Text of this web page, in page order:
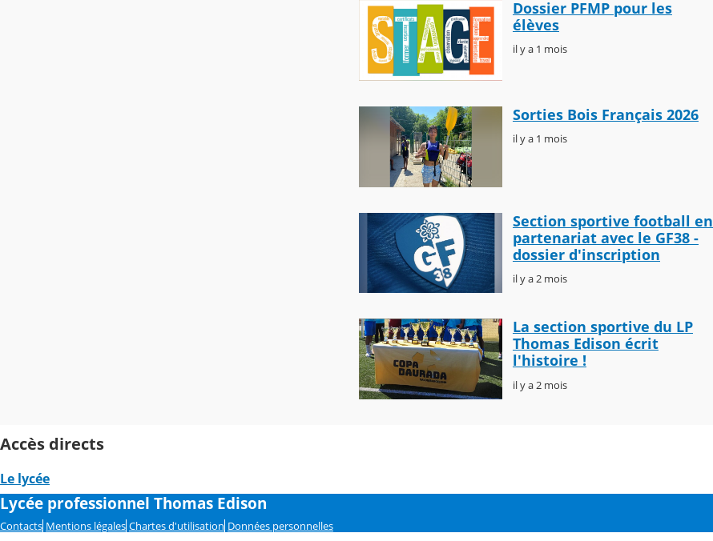
Dossier PFMP pour les
élèves
il y a 1 mois
Sorties Bois Français 2026
il y a 1 mois
Section sportive football en
partenariat avec le GF38 -
dossier d'inscription
il y a 2 mois
La section sportive du LP
Thomas Edison écrit
l'histoire !
il y a 2 mois
Accès directs
Le lycée
Lycée professionnel Thomas Edison
Contacts Mentions légales Chartes d'utilisation Données personnelles